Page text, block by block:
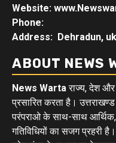
Website:
Phone:
Address: Dehradun, uk
ABOUT NEWS
News Wartaराज्य, देश और
प्रसारित करता है।
परंपराओ के साथ-साथ आर्थिक,
गतिविधियों का सजग प्रहरी है।